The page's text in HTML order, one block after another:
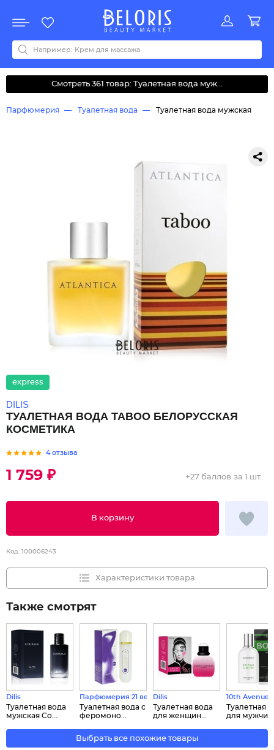
Акции
Все бренды
0-9ABCDEFGHIJKLMNOPQRSTUVWYZАБВДЗИМОКЛНПРСТУФ
Смотреть 361 товар: Туалетная вода муж...
Парфюмерия Туалетная вода Туалетная вода мужская
express
DILIS
ТУАЛЕТНАЯ ВОДА TABOO БЕЛОРУССКАЯ
КОСМЕТИКА
4 отзыва
1 759 ₽
В корзину
+27 баллов за 1 шт.
Код: 100006243
Характеристики товара
Также смотрят
Dilis
Туалетная вода
мужская Co...
Парфюмерия 21 века
Туалетная вода с
феромоно...
Dilis
Туалетная вода
для женщин...
10th Avenue
Туалетная
для
Выбрать все похожие товары